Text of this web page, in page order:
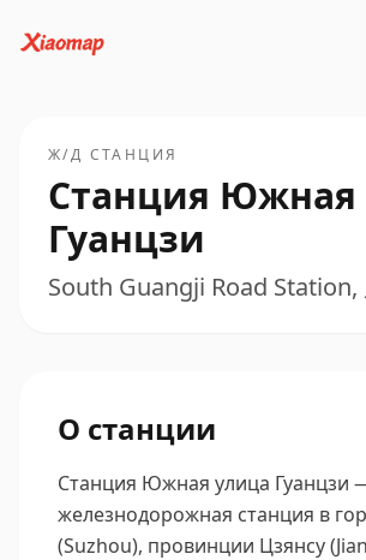
Ж/Д СТАНЦИЯ
Станция Южная
Гуанцзи
South Guangji Road Station,
О станции
Станция Южная улица Гуанцзи
железнодорожная станция в
(Suzhou), провинции Цзянсу